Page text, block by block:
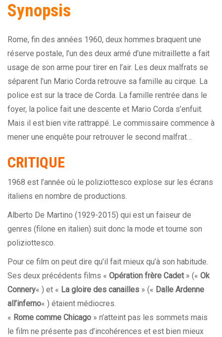
Synopsis
Rome, fin des années 1960, deux hommes braquent une
réserve postale, l’un des deux armé d’une mitraillette a fait
usage de son arme pour tirer en l’air. Les deux malfrats se
séparent l’un Mario Corda retrouve sa famille au cirque. La
police est sur la trace de Corda. La famille rentrée dans le
foyer, la police fait une descente et Mario Corda s’enfuit.
Mais il est bien vite rattrappé. Le commissaire commence à
mener une enquête pour retrouver le second malfrat…
CRITIQUE
1968 est l’année où le poliziottesco explose sur les écrans
italiens en nombre de productions.
Alberto De Martino (1929-2015) qui est un faiseur de
genres (filone en italien) suit donc la mode et tourne son
poliziottesco.
Pour ce film on peut dire qu’il fait mieux qu’à son habitude.
Ses deux précédents films « Opération frère Cadet» (« Ok
Connery« ) et « La gloire des canailles » (« Dalle Ardenne
all’inferno« ) étaient médiocres.
« Rome comme Chicago » n’atteint pas les sommets mais
le film ne présente pas d’incohérences et est bien mieux